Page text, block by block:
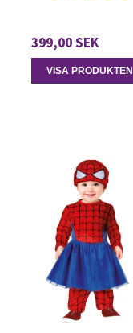
399,00 SEK
VISA PRODUKTEN